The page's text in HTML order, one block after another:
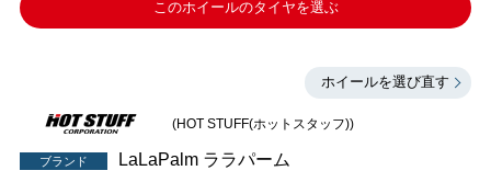
このホイールのタイヤを選ぶ
ホイールを選び直す
(HOT STUFF(ホットスタッフ))
ブランド LaLaPalm ララパーム